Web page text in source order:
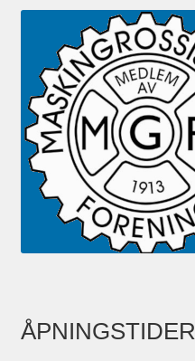
ÅPNINGSTIDER